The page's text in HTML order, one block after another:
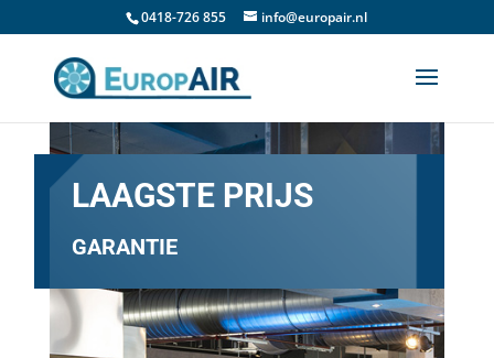
0418-726 855 info@europair.nl
LAAGSTE PRIJS
GARANTIE